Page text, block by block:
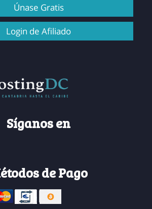
Únase Gratis
Login de Afiliado
Síganos en
de Pago